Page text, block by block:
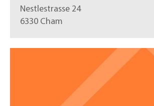
Nestlestrasse 24
6330 Cham